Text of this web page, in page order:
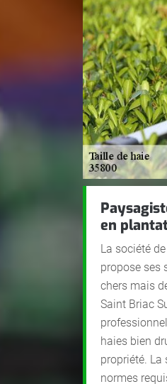
en
La société
propose ses
chers mais
Saint Briac
haies bien
propriété. La
normes